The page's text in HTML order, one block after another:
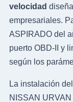
velocidad
empresariales.
ASPIRADO del
puerto OBD-II y
según los
La instalación del
NISSAN